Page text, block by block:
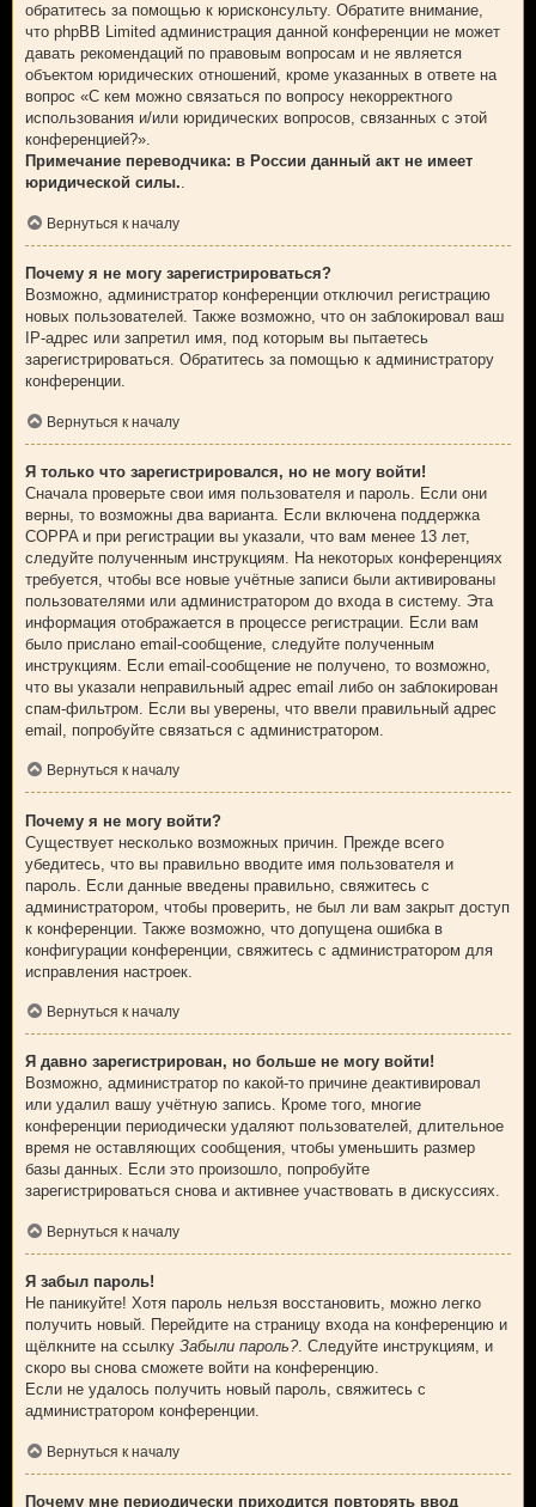
обратитесь за помощью к юрисконсульту. Обратите внимание,
что phpBB Limited администрация данной конференции не может
давать рекомендаций по правовым вопросам и не является
объектом юридических отношений, кроме указанных в ответе на
вопрос «С кем можно связаться по вопросу некорректного
использования и/или юридических вопросов, связанных с этой
конференцией?».
Примечание переводчика: в России данный акт не имеет
юридической силы..
Вернуться к началу
Почему я не могу зарегистрироваться?
Возможно, администратор конференции отключил регистрацию
новых пользователей. Также возможно, что он заблокировал ваш
IP-адрес или запретил имя, под которым вы пытаетесь
зарегистрироваться. Обратитесь за помощью к администратору
конференции.
Вернуться к началу
Я только что зарегистрировался, но не могу войти!
Сначала проверьте свои имя пользователя и пароль. Если они
верны, то возможны два варианта. Если включена поддержка
COPPA и при регистрации вы указали, что вам менее 13 лет,
следуйте полученным инструкциям. На некоторых конференциях
требуется, чтобы все новые учётные записи были активированы
пользователями или администратором до входа в систему. Эта
информация отображается в процессе регистрации. Если вам
было прислано email-сообщение, следуйте полученным
инструкциям. Если email-сообщение не получено, то возможно,
что вы указали неправильный адрес email либо он заблокирован
спам-фильтром. Если вы уверены, что ввели правильный адрес
email, попробуйте связаться с администратором.
Вернуться к началу
Почему я не могу войти?
Существует несколько возможных причин. Прежде всего
убедитесь, что вы правильно вводите имя пользователя и
пароль. Если данные введены правильно, свяжитесь с
администратором, чтобы проверить, не был ли вам закрыт доступ
к конференции. Также возможно, что допущена ошибка в
конфигурации конференции, свяжитесь с администратором для
исправления настроек.
Вернуться к началу
Я давно зарегистрирован, но больше не могу войти!
Возможно, администратор по какой-то причине деактивировал
или удалил вашу учётную запись. Кроме того, многие
конференции периодически удаляют пользователей, длительное
время не оставляющих сообщения, чтобы уменьшить размер
базы данных. Если это произошло, попробуйте
зарегистрироваться снова и активнее участвовать в дискуссиях.
Вернуться к началу
Я забыл пароль!
Не паникуйте! Хотя пароль нельзя восстановить, можно легко
получить новый. Перейдите на страницу входа на конференцию и
щёлкните на ссылку Забыли пароль?. Следуйте инструкциям, и
скоро вы снова сможете войти на конференцию.
Если не удалось получить новый пароль, свяжитесь с
администратором конференции.
Вернуться к началу
Почему мне периодически приходится повторять ввод